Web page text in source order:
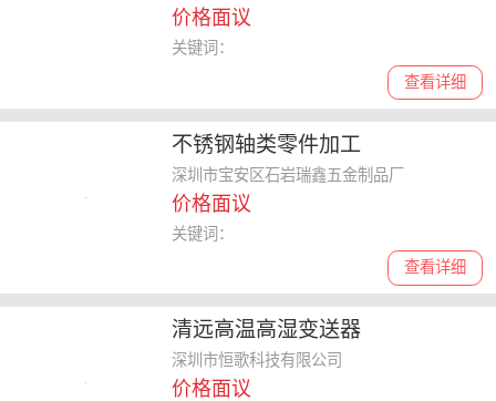
价格面议
查看详细
关键词：
不锈钢轴类零件加工
深圳市宝安区石岩瑞鑫五金制品厂
价格面议
查看详细
关键词：
清远高温高湿变送器
深圳市恒歌科技有限公司
价格面议